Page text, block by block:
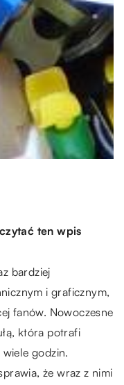
ten wpis
bardziej
i graficznym,
fanów. Nowoczesne
która potrafi
godzin.
że wraz z nimi